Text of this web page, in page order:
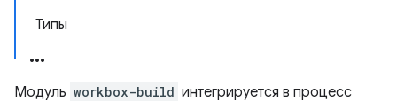
Типы
Модуль workbox-build интегрируется в процесс